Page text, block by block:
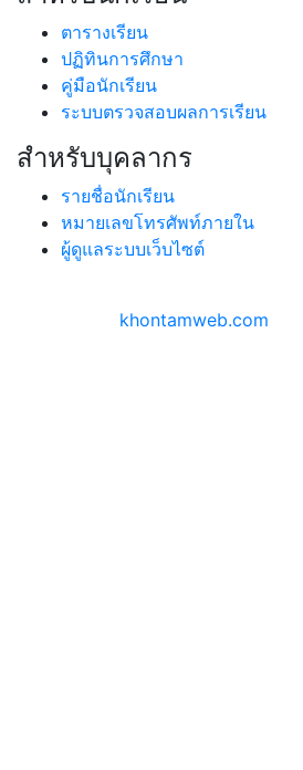
ตารางเรียน
ปฏิทินการศึกษา
คู่มือนักเรียน
ระบบตรวจสอบผลการเรียน
สำหรับบุคลากร
รายชื่อนักเรียน
หมายเลขโทรศัพท์ภายใน
ผู้ดูแลระบบเว็บไซต์
khontamweb.com